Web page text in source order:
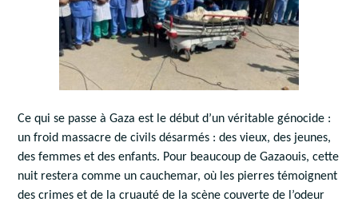
Ce qui se passe à Gaza est le début d’un véritable génocide :
un froid massacre de civils désarmés : des vieux, des jeunes,
des femmes et des enfants. Pour beaucoup de Gazaouis, cette
nuit restera comme un cauchemar, où les pierres témoignent
des crimes et de la cruauté de la scène couverte de l’odeur